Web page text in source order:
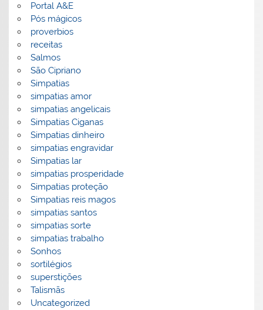
Portal A&E
Pós mágicos
proverbios
receitas
Salmos
São Cipriano
Simpatias
simpatias amor
simpatias angelicais
Simpatias Ciganas
Simpatias dinheiro
simpatias engravidar
Simpatias lar
simpatias prosperidade
Simpatias proteção
Simpatias reis magos
simpatias santos
simpatias sorte
simpatias trabalho
Sonhos
sortilégios
superstições
Talismãs
Uncategorized